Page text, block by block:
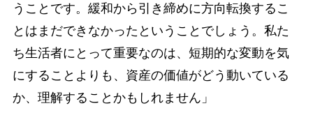
うことです。緩和から引き締めに方向転換するこ
とはまだできなかったということでしょう。私た
ち生活者にとって重要なのは、短期的な変動を気
にすることよりも、資産の価値がどう動いている
か、理解することかもしれません」